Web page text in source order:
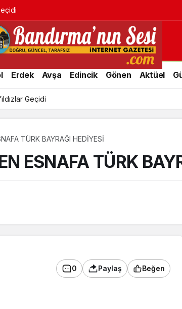
Erdek Avşa Edincik Gönen Aktüel
TÜRK BAYRAĞI HEDİYESİ
ESNAFA TÜRK
0 Paylaş Beğen